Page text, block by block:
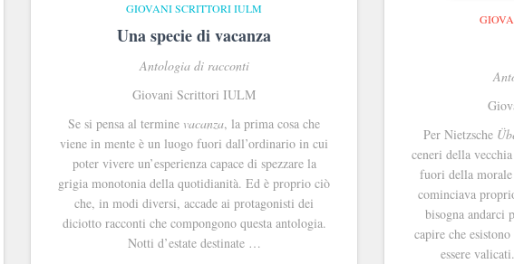
GIOVANI SCRITTORI IULM
Una specie di vacanza
Antologia di racconti
Giovani Scrittori IULM
Se si pensa al termine vacanza, la prima cosa che
viene in mente è un luogo fuori dall’ordinario in cui
poter vivere un’esperienza capace di spezzare la
grigia monotonia della quotidianità. Ed è proprio ciò
che, in modi diversi, accade ai protagonisti dei
diciotto racconti che compongono questa antologia.
Notti d’estate destinate …
Per Nietzsche
ceneri della
fuori della
cominciava
bisogna andarci
capire che
essere